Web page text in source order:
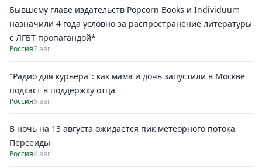
Бывшему главе издательств Popcorn Books и Individuum
назначили 4 года условно за распространение литературы
с ЛГБТ-пропагандой*
Россия7 авг
"Радио для курьера": как мама и дочь запустили в Москве
подкаст в поддержку отца
Россия5 авг
В ночь на 13 августа ожидается пик метеорного потока
Персеиды
Россия4 авг